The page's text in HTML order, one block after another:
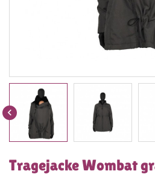

Tragejacke Wombat